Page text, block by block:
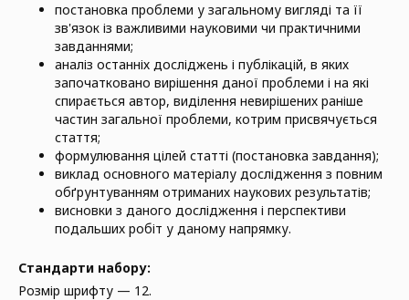
постановка проблеми у загальному вигляді та її
зв'язок із важливими науковими чи практичними
завданнями;
аналіз останніх досліджень і публікацій, в яких
започатковано вирішення даної проблеми і на які
спирається автор, виділення невирішених раніше
частин загальної проблеми, котрим присвячується
стаття;
формулювання цілей статті (постановка завдання);
виклад основного матеріалу дослідження з повним
обґрунтуванням отриманих наукових результатів;
висновки з даного дослідження і перспективи
подальших робіт у даному напрямку.
Стандарти набору:
Розмір шрифту — 12.